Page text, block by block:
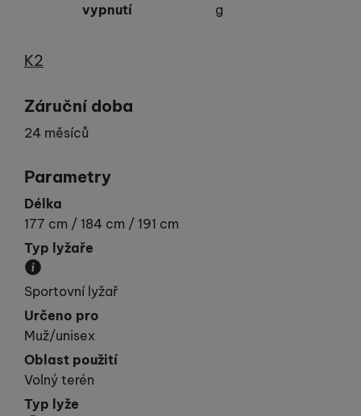
vypnutí
g
Výrobce
K2
Záruční doba
24 měsíců
Parametry
Délka
177 cm / 184 cm / 191 cm
Typ lyžaře
Udává vaší „výkonnost“.
Sportovní lyžař
Určeno pro
Muž/unisex
Oblast použití
Volný terén
Typ lyže